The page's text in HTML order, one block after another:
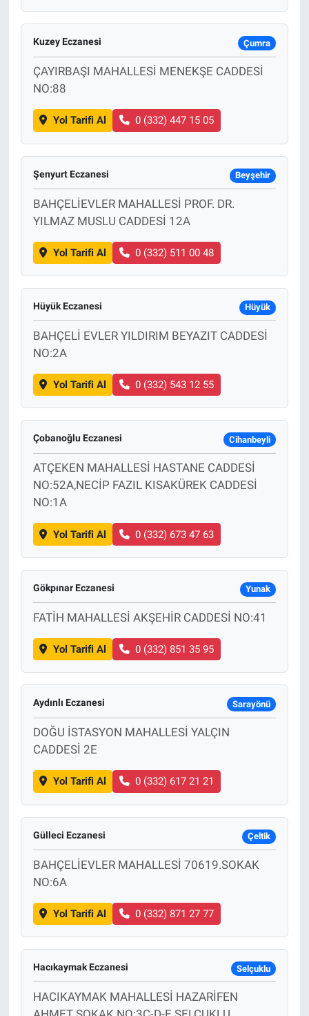
Kuzey Eczanesi Çumra
ÇAYIRBAŞI MAHALLESİ MENEKŞE CADDESİ
NO:88
Yol Tarifi Al 0 (332) 447 15 05
Şenyurt Eczanesi Beyşehir
BAHÇELİEVLER MAHALLESİ PROF. DR.
YILMAZ MUSLU CADDESİ 12A
Yol Tarifi Al 0 (332) 511 00 48
Hüyük Eczanesi Hüyük
BAHÇELİ EVLER YILDIRIM BEYAZIT CADDESİ
NO:2A
Yol Tarifi Al 0 (332) 543 12 55
Çobanoğlu Eczanesi Cihanbeyli
ATÇEKEN MAHALLESİ HASTANE CADDESİ
NO:52A,NECİP FAZIL KISAKÜREK CADDESİ
NO:1A
Yol Tarifi Al 0 (332) 673 47 63
Gökpınar Eczanesi Yunak
FATİH MAHALLESİ AKŞEHİR CADDESİ NO:41
Yol Tarifi Al 0 (332) 851 35 95
Aydınlı Eczanesi Sarayönü
DOĞU İSTASYON MAHALLESİ YALÇIN
CADDESİ 2E
Yol Tarifi Al 0 (332) 617 21 21
Gülleci Eczanesi Çeltik
BAHÇELİEVLER MAHALLESİ 70619.SOKAK
NO:6A
Yol Tarifi Al 0 (332) 871 27 77
Hacıkaymak Eczanesi Selçuklu
HACIKAYMAK MAHALLESİ HAZARİFEN